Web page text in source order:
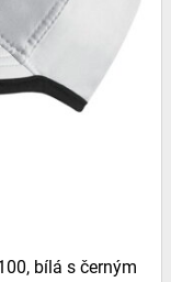
bílá s černým